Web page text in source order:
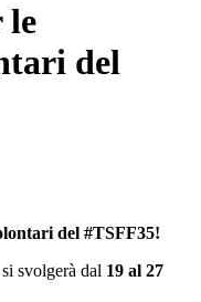
le
del
del #TSFF35!
svolgerà dal 19 al 27